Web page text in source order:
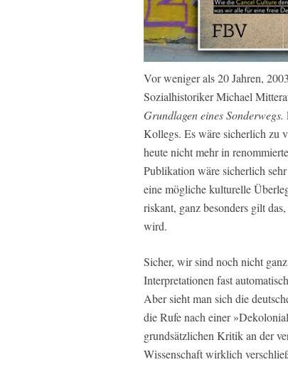
Vor weniger als 20 Jahren,
Sozialhistoriker Michael
Grundlagen eines Sonderwegs.
Kollegs. Es wäre sicherlich zu
heute nicht mehr in
Publikation wäre sicherlich
eine mögliche kulturelle
riskant, ganz besonders gilt
wird.
Sicher, wir sind noch nicht
Interpretationen fast
Aber sieht man sich die
die Rufe nach einer
grundsätzlichen Kritik an der
Wissenschaft wirklich